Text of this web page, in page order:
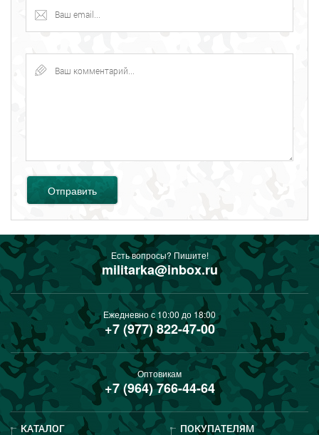
Отправить
Есть вопросы? Пишите!
militarka@inbox.ru
Ежедневно с 10:00 до 18:00
+7 (977) 822-47-00
Оптовикам
+7 (964) 766-44-64
КАТАЛОГ ПОКУПАТЕЛЯМ